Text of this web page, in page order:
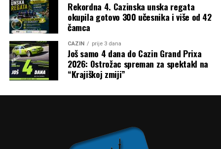
Rekordna 4. Cazinska unska regata
okupila gotovo 300 učesnika i više od 42
čamca
CAZIN prije 3 dana
Još samo 4 dana do Cazin Grand Prixa
2026: Ostrožac spreman za spektakl na
“Krajiškoj zmiji”